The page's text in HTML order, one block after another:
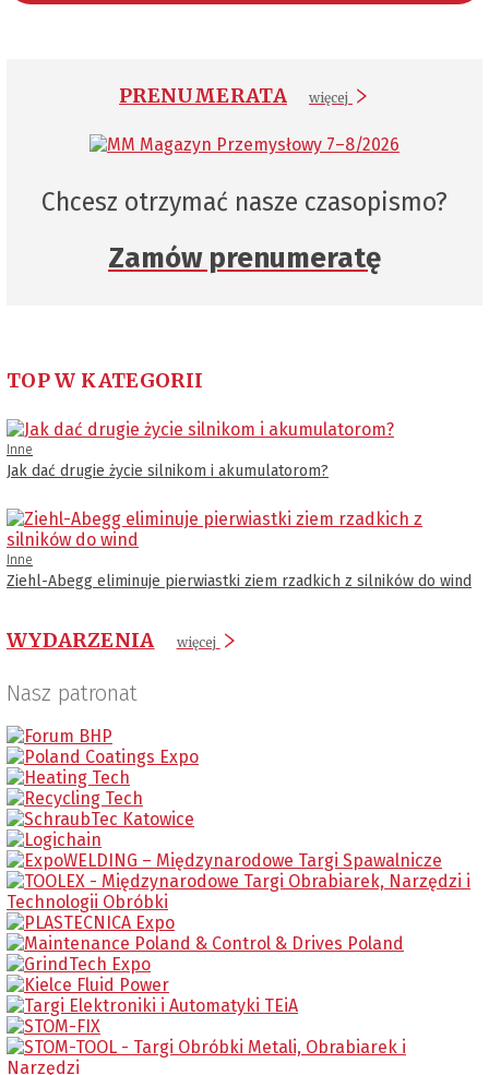
PRENUMERATA więcej
Chcesz otrzymać nasze czasopismo?
Zamów prenumeratę
TOP W KATEGORII
Inne
Jak dać drugie życie silnikom i akumulatorom?
Inne
Ziehl-Abegg eliminuje pierwiastki ziem rzadkich z silników do wind
WYDARZENIA więcej
Nasz patronat